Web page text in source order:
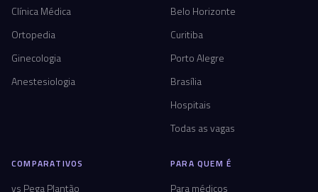
Clínica Médica
Ortopedia
Ginecologia
Anestesiologia
Belo Horizonte
Curitiba
Porto Alegre
Brasília
Hospitais
Todas as vagas
COMPARATIVOS
vs Pega Plantão
PARA QUEM É
Para médicos